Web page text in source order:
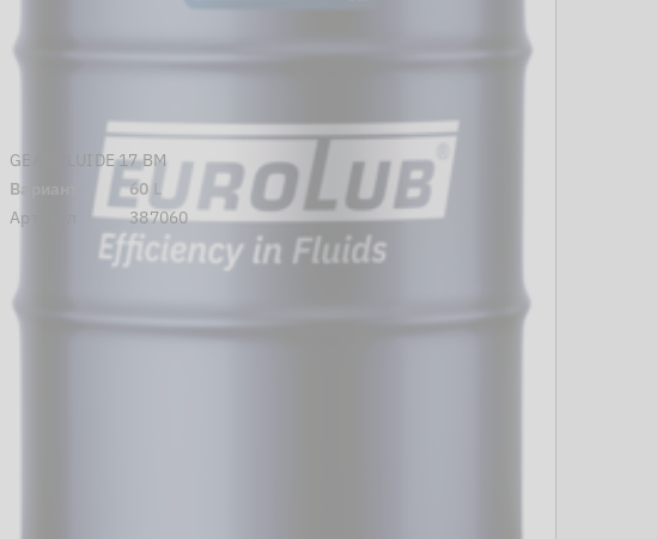
GEAR FLUIDE 17 BM
Вариант
60 L
Артикул
387060